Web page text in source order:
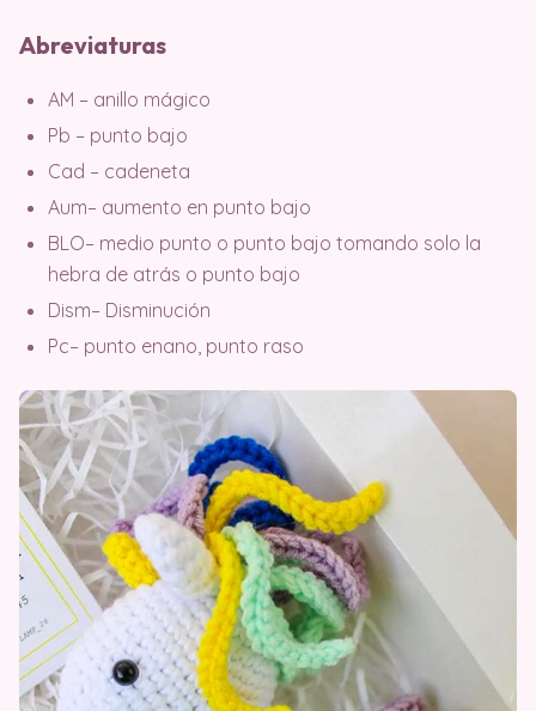
Abreviaturas
AM – anillo mágico
Pb – punto bajo
Cad – cadeneta
Aum– aumento en punto bajo
BLO– medio punto o punto bajo tomando solo la
hebra de atrás o punto bajo
Dism– Disminución
Pc– punto enano, punto raso